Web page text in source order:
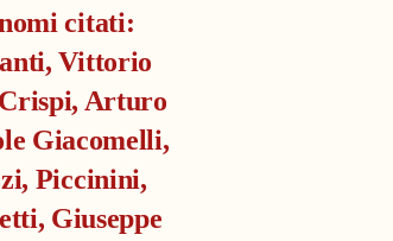
citati:
Vittorio
Arturo
Giacomelli,
Piccinini,
Giuseppe